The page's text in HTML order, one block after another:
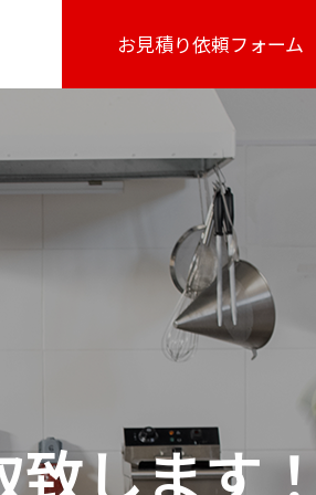
お見積り依頼フォーム
します！